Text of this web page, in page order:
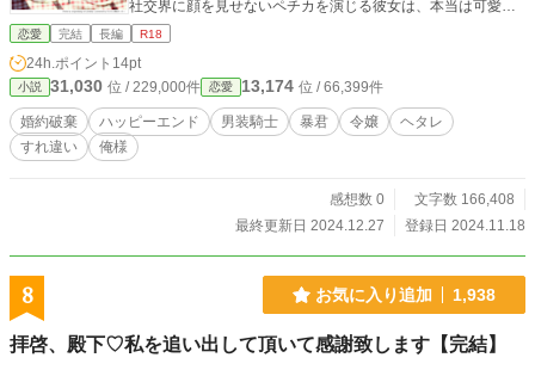
社交界に顔を見せないペチカを演じる彼女は、本当は可愛
く、煌びやかなご令嬢の生活にあこがれを抱いていた。 そん
シュタインに呼び出される。 そこで、ゼインが放った言葉に
衝撃を受けて――？ 「見合いをすることになった。そして、
ゆくゆくは婚約者になるであろう令嬢と……貴様の姉、ペチ
カ・アジェリット公爵令嬢とな」 さすがに、毎日のように関
わっているゼイン相手に、一人二役を演じてバレないなんて
レてはいけない、一人二役令嬢と、鈍感暴君のすれ違い。 し
かし、暴君で俺様なゼインのことを、近くで守りながらも苦
恋愛 完結 長編 R18
24h.ポイント 14pt
小説 31,030 位 / 229,000件 恋愛 13,174 位 / 66,399件
婚約破棄 ハッピーエンド 男装騎士 暴君 令嬢
ヘタレ
すれ違い
俺様
感想数 0
文字数 166,408
最終更新日 2024.12.27
登録日 2024.11.18
8 お気に入り追加 1,938
拝啓、殿下♡私を追い出して頂いて感謝致します【完結】